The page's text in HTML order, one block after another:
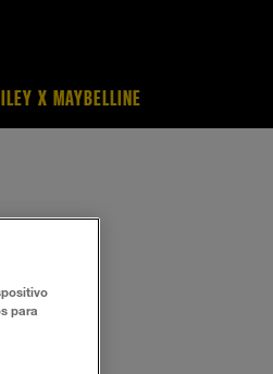
X MAYBELLINE
para